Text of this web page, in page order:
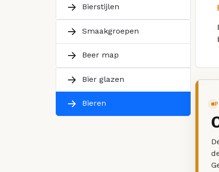
Bierstijlen
Smaakgroepen
Beer map
Bier glazen
Bieren